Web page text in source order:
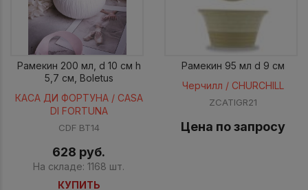
Рамекин 200 мл, d 10 см h
5,7 см, Boletus
КАСА ДИ ФОРТУНА / CASA
DI FORTUNA
CDF BT14
628 руб.
На складе: 1168 шт.
КУПИТЬ
Рамекин 95 мл d 9 см
Черчилл / CHURCHILL
ZCATIGR21
Цена по запросу